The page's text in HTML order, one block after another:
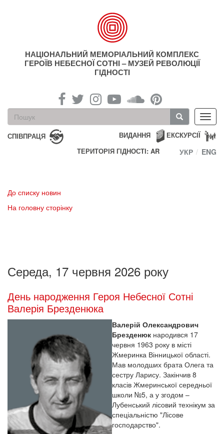
НАЦІОНАЛЬНИЙ МЕМОРІАЛЬНИЙ КОМПЛЕКС
ГЕРОЇВ НЕБЕСНОЇ СОТНІ – МУЗЕЙ РЕВОЛЮЦІЇ
ГІДНОСТІ
Пошукова
форма
Пошук
СПІВПРАЦЯ ЕКСКУРСІЇ
ВИДАННЯ
ТЕРИТОРІЯ ГІДНОСТІ: AR
УКР ENG
До списку новин
На головну сторінку
Середа, 17 червня 2026 року
День народження Героя Небесної Сотні
Валерія Брезденюка
Валерій Олександрович
Брезденюк народився 17
червня 1963 року в місті
Жмеринка Вінницької області.
Мав молодших брата Олега та
сестру Ларису. Закінчив 8
класів Жмеринської середньої
школи №5, а у згодом –
Лубенський лісовий технікум за
спеціальністю "Лісове
господарство".